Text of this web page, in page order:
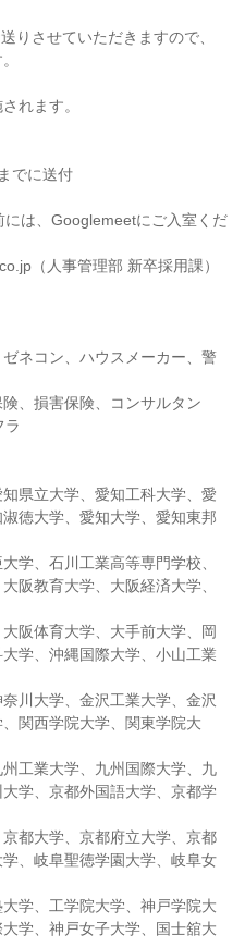
りさせていただきますので、
れます。
でに送付
は、Googlemeetにご入室くだ
（人事管理部 新卒採用課）
ネコン、ハウスメーカー、警
、損害保険、コンサルタン
ラ
県立大学、愛知工科大学、愛
徳大学、愛知大学、愛知東邦
学、石川工業高等専門学校、
阪教育大学、大阪経済大学、
阪体育大学、大手前大学、岡
学、沖縄国際大学、小山工業
川大学、金沢工業大学、金沢
関西学院大学、関東学院大
工業大学、九州国際大学、九
学、京都外国語大学、京都学
都大学、京都府立大学、京都
、岐阜聖徳学園大学、岐阜女
学、工学院大学、神戸学院大
学、神戸女子大学、国士舘大